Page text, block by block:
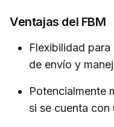
Ventajas del FBM
Flexibilidad
de envío y
Potencialmente
si se cuenta con